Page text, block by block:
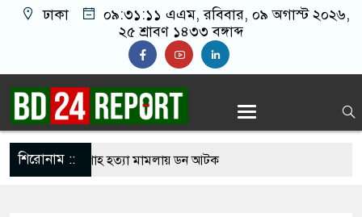
ঢাকা ০৯:৩১:১২ এএম, রবিবার, ০৯ অগাস্ট ২০২৬,
২৫ শ্রাবণ ১৪৩৩ বঙ্গাব্দ
শিরোনাম ::
সালমান শাহ হত্যা মামলায় ডন আটক